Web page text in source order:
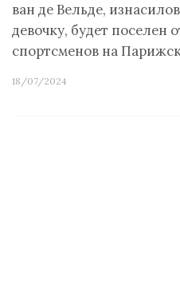
ван де Вельде,
девочку, будет поселен
спортсменов на
18/07/2024